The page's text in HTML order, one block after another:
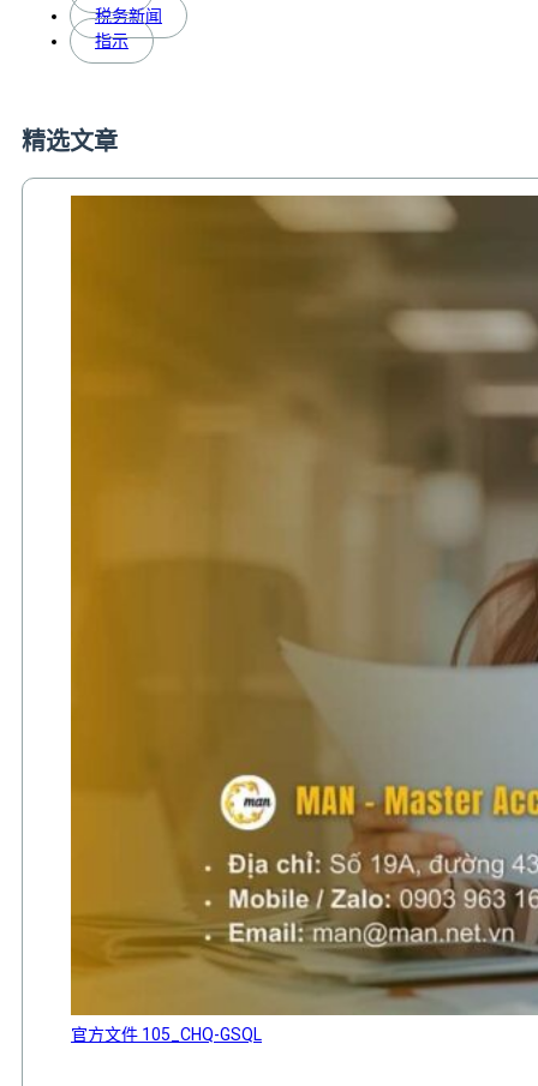
税务新闻
指示
精选文章
官方文件 105_CHQ-GSQL